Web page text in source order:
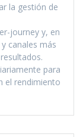
la gestión de
journey y, en
canales más
para
el rendimiento